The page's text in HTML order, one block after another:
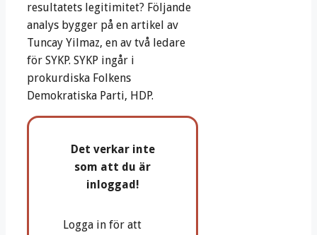
resultatets legitimitet? Följande
analys bygger på en artikel av
Tuncay Yilmaz, en av två ledare
för SYKP. SYKP ingår i
prokurdiska Folkens
Demokratiska Parti, HDP.
Det verkar inte
som att du är
inloggad!
Logga in för att